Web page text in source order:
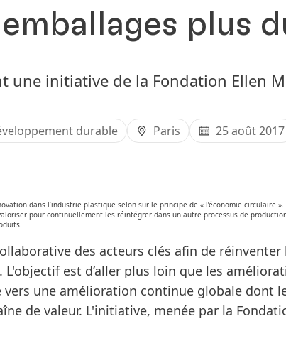
plus
une initiative de la Fondation Ellen
durable Paris 25 août 2017
dans l’industrie plastique selon sur le principe de « l’économie circulaire
pour continuellement les réintégrer dans un autre processus de
des acteurs clés afin de réinventer
est d’aller plus loin que les
une amélioration continue globale dont
de valeur. L'initiative, menée par la